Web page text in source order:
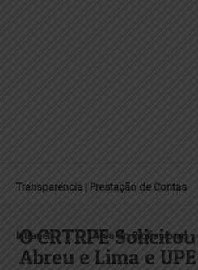
Transparencia | Prestação de Contas
Intranet Área do Profissional
O CRTRPE
Abreu e Lima e UPE